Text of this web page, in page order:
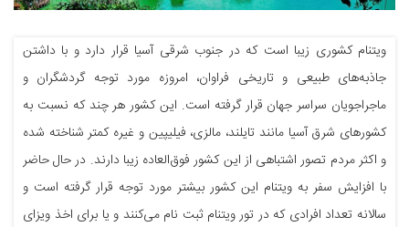
ویتنام کشوری زیبا است که در جنوب شرقی آسیا قرار دارد و با داشتن
جاذبه‌های طبیعی و تاریخی فراوان، امروزه مورد توجه گردشگران و
ماجراجویان سراسر جهان قرار گرفته است. این کشور هر چند که نسبت به
کشورهای شرق آسیا مانند تایلند، مالزی، فیلیپین و غیره کمتر شناخته شده
و اکثر مردم تصور اشتباهی از این کشور فوق‌العاده زیبا دارند. در حال حاضر
با افزایش سفر به ویتنام این کشور بیشتر مورد توجه قرار گرفته است و
سالانه تعداد افرادی که در تور ویتنام ثبت نام می‌کنند و یا برای اخذ ویزای